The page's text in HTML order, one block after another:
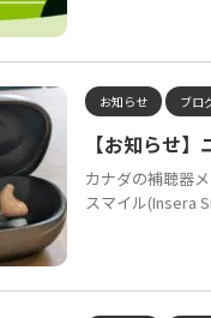
お知らせ ブロ
【お知らせ
カナダの補聴器
スマイル(Insera